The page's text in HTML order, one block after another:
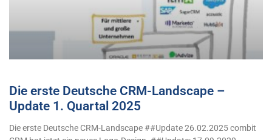
Die erste Deutsche CRM-Landscape –
Update 1. Quartal 2025
Die erste Deutsche CRM-Landscape ##Update 26.02.2025 combit